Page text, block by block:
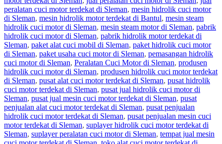
peralatan cuci motor terdekat di Sleman, mesin hidrolik cuci motor
di Sleman, mesin hidrolik motor terdekat di Bantul, mesin steam
hidrolik cuci motor di Sleman, mesin steam motor di Sleman, pabrik
hidrolik cuci motor di Sleman, pabrik hidrolik motor terdekat di
Sleman, paket alat cuci mobil di Sleman, paket hidrolik cuci motor
di Sleman, paket usaha cuci motor di Sleman, pemasangan hidrolik
cuci motor di Sleman, Peralatan Cuci Motor di Sleman, produsen
hidrolik cuci motor di Sleman, produsen hidrolik cuci motor terdekat
di Sleman, pusat alat cuci motor terdekat di Sleman, pusat hidrolik
cuci motor terdekat di Sleman, pusat jual hidrolik cuci motor di
Sleman, pusat jual mesin cuci motor terdekat di Sleman, pusat
penjualan alat cuci motor terdekat di Sleman, pusat penjualan
hidrolik cuci motor terdekat di Sleman, pusat penjualan mesin cuci
motor terdekat di Sleman, suplayer hidrolik cuci motor terdekat di
Sleman, suplayer peralatan cuci motor di Sleman, tempat jual mesin